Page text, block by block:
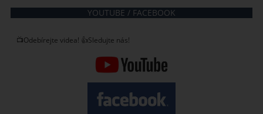
YOUTUBE / FACEBOOK
📺Odebírejte videa! 👍Sledujte nás!